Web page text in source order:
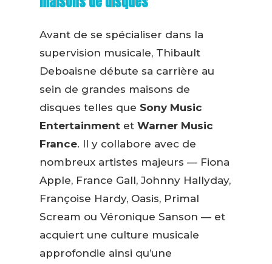
Avant de se spécialiser dans la
supervision musicale, Thibault
Deboaisne débute sa carrière au
sein de grandes maisons de
disques telles que Sony Music
Entertainmentet Warner Music
France. Il y collabore avec de
nombreux artistes majeurs — Fiona
Apple, France Gall, Johnny Hallyday,
Françoise Hardy, Oasis, Primal
Scream ou Véronique Sanson — et
acquiert une culture musicale
approfondie ainsi qu’une